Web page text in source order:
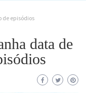
de episódios
data de